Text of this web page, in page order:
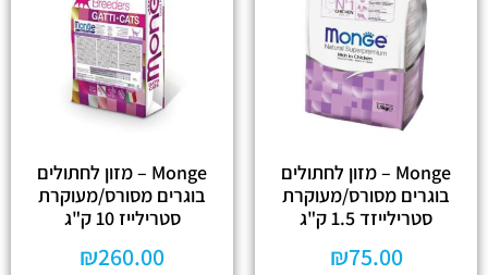
Monge – מזון לחתולים
בוגרים מסורס/מעוקרת
סטרילייזד 1.5 ק"ג
₪75.00
Monge – מזון לחתולים
בוגרים מסורס/מעוקרת
סטרילייז 10 ק"ג
₪260.00